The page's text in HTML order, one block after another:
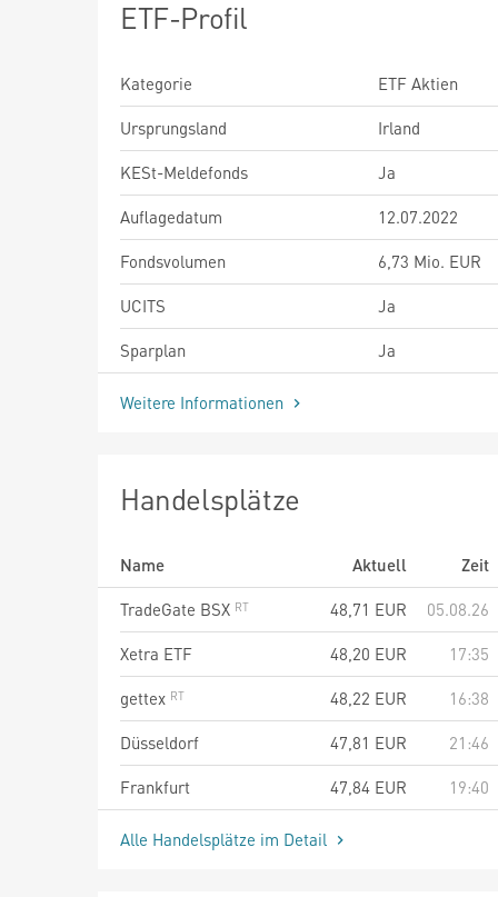
ETF-Profil
Kategorie
ETF Aktien
Ursprungsland
Irland
KESt-Meldefonds
Ja
Auflagedatum
12.07.2022
Fondsvolumen
6,73 Mio. EUR
UCITS
Ja
Sparplan
Ja
Weitere Informationen
Handelsplätze
Name Aktuell
Zeit
TradeGate BSX
48,71 EUR
05.08.26
Xetra ETF
48,20 EUR
17:35
gettex
48,22 EUR
16:38
Düsseldorf
47,81 EUR
21:46
Frankfurt
47,84 EUR 19:40
Alle Handelsplätze im Detail